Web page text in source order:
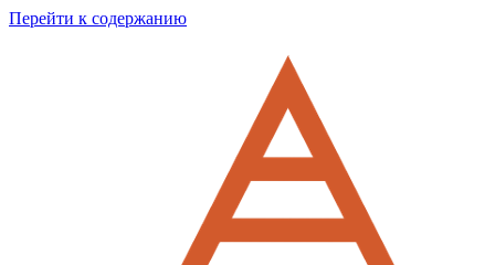
Перейти к содержанию